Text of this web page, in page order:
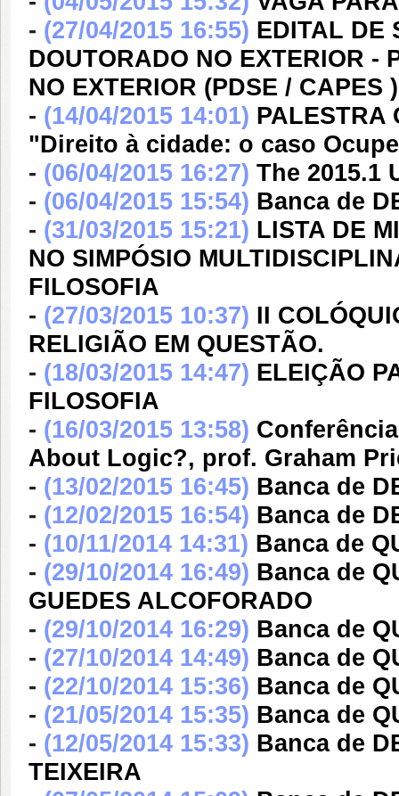
- (27/04/2015 16:55) EDITAL DE
DOUTORADO NO EXTERIOR -
NO EXTERIOR (PDSE / CAPES )
- (14/04/2015 14:01) PALESTRA
"Direito à cidade: o caso
- (06/04/2015 16:27) The 2015.1
- (06/04/2015 15:54) Banca de
- (31/03/2015 15:21) LISTA DE
NO SIMPÓSIO
FILOSOFIA
- (27/03/2015 10:37) II
RELIGIÃO EM QUESTÃO.
- (18/03/2015 14:47) ELEIÇÃO
FILOSOFIA
- (16/03/2015 13:58)
About Logic?, prof. Graham
- (13/02/2015 16:45) Banca de
- (12/02/2015 16:54) Banca de
- (10/11/2014 14:31) Banca de
- (29/10/2014 16:49) Banca de
GUEDES ALCOFORADO
- (29/10/2014 16:29) Banca de
- (27/10/2014 14:49) Banca de
- (22/10/2014 15:36) Banca de
- (21/05/2014 15:35) Banca de
- (12/05/2014 15:33) Banca de
TEIXEIRA